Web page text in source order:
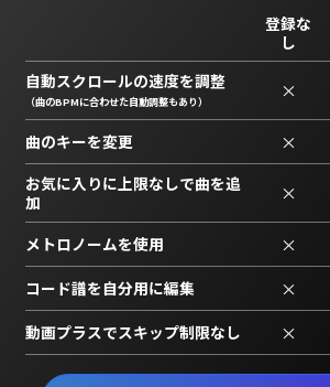
登録な
し
自動スクロールの速度を調整
（曲のBPMに合わせた自動調整もあり） ×
曲のキーを変更 ×
お気に入りに上限なしで曲を追
加
×
メトロノームを使用 ×
コード譜を自分用に編集 ×
動画プラスでスキップ制限なし ×